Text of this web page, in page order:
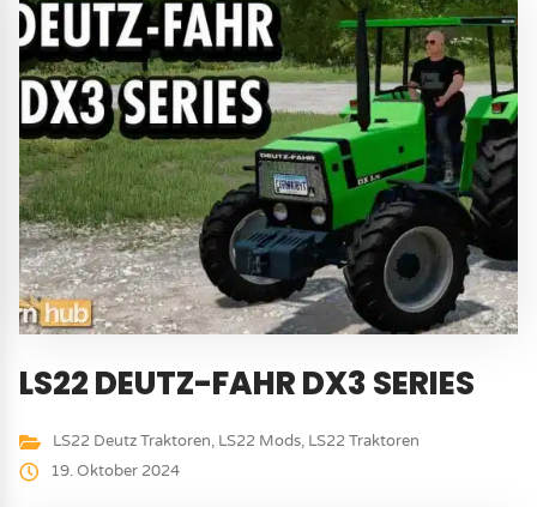
LS22 DEUTZ-FAHR DX3 SERIES
LS22 Deutz Traktoren, LS22 Mods, LS22 Traktoren
19. Oktober 2024